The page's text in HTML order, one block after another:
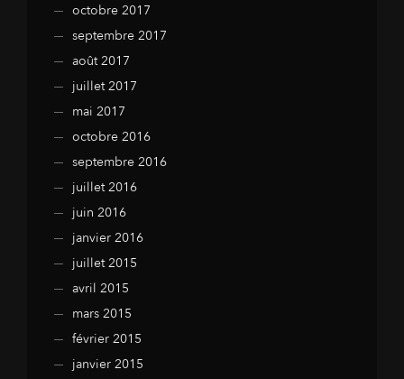
octobre 2017
septembre 2017
août 2017
juillet 2017
mai 2017
octobre 2016
septembre 2016
juillet 2016
juin 2016
janvier 2016
juillet 2015
avril 2015
mars 2015
février 2015
janvier 2015